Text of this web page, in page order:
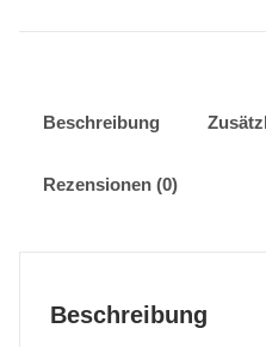
Beschreibung
Rezensionen (0)
Beschreibung